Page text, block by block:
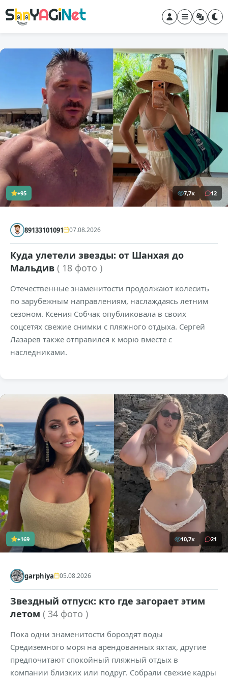
+95 7,7к 12
89133101091 07.08.2026
Куда улетели звезды: от Шанхая до
Мальдив ( 18 фото )
Отечественные знаменитости продолжают колесить
по зарубежным направлениям, наслаждаясь летним
сезоном. Ксения Собчак опубликовала в своих
соцсетях свежие снимки с пляжного отдыха. Сергей
Лазарев также отправился к морю вместе с
наследниками.
+169 10,7к 21
garphiya 05.08.2026
Звездный отпуск: кто где загорает этим
летом ( 34 фото )
Пока одни знаменитости бороздят воды
Средиземного моря на арендованных яхтах, другие
предпочитают спокойный пляжный отдых в
компании близких или подруг. Собрали свежие кадры